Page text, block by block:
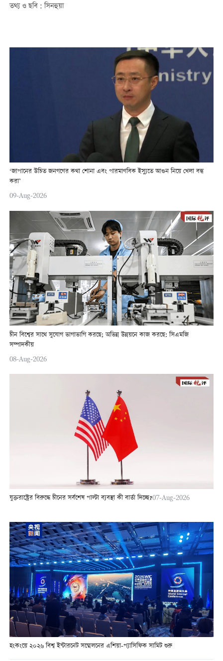
তথ্য ও ছবি : সিনহুয়া
‘জাপানের উচিত জনগণের কথা শোনা এবং পারমাণবিক ইস্যুতে আগুন নিয়ে খেলা বন্ধ
করা’
09-Aug-2026
চীন বিশ্বের সাথে সুযোগ ভাগাভাগি করছে; অভিন্ন উন্নয়নে কাজ করছে: সিএমজি
সম্পাদকীয়
08-Aug-2026
যুক্তরাষ্ট্রের বিরুদ্ধে চীনের সর্বশেষ পাল্টা ব্যবস্থা কী বার্তা দিচ্ছে?07-Aug-2026
হংকংয়ে ২০২৬ বিশ্ব ইন্টারনেট সম্মেলনের এশিয়া-প্যাসিফিক সামিট শুরু